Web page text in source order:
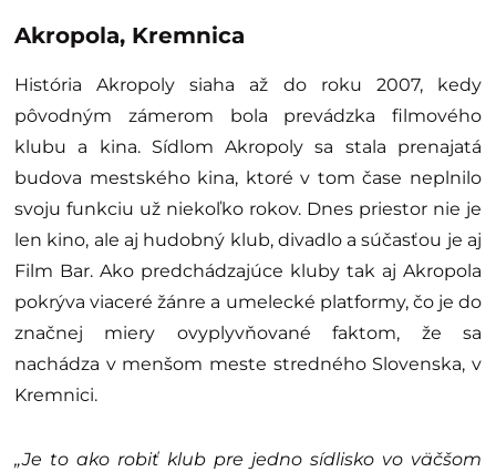
Akropola, Kremnica
História Akropoly siaha až do roku 2007, kedy
pôvodným zámerom bola prevádzka filmového
klubu a kina. Sídlom Akropoly sa stala prenajatá
budova mestského kina, ktoré v tom čase neplnilo
svoju funkciu už niekoľko rokov. Dnes priestor nie je
len kino, ale aj hudobný klub, divadlo a súčasťou je aj
Film Bar. Ako predchádzajúce kluby tak aj Akropola
pokrýva viaceré žánre a umelecké platformy, čo je do
značnej miery ovyplyvňované faktom, že sa
nachádza v menšom meste stredného Slovenska, v
Kremnici.
„Je to ako robiť klub pre jedno sídlisko vo väčšom